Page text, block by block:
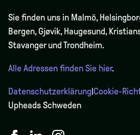
Sie finden uns in Malmö,
Bergen,Gjøvik, Haugesund,
Stavanger und Trondheim.
Alle Adressen finden Sie hier.
Datenschutzerklärung Cookie-
Upheads Schweden